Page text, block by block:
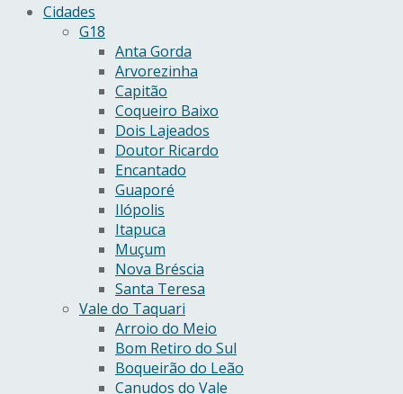
Cidades
G18
Anta Gorda
Arvorezinha
Capitão
Coqueiro Baixo
Dois Lajeados
Doutor Ricardo
Encantado
Guaporé
Ilópolis
Itapuca
Muçum
Nova Bréscia
Santa Teresa
Vale do Taquari
Arroio do Meio
Bom Retiro do Sul
Boqueirão do Leão
Canudos do Vale